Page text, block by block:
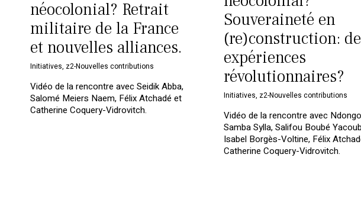
néocolonial? Retrait
militaire de la France
et nouvelles alliances.
Initiatives, z2-Nouvelles contributions
Vidéo de la rencontre avec Seidik Abba,
Salomé Meiers Naem, Félix Atchadé et
Catherine Coquery-Vidrovitch.
Souveraineté en
(re)construction:
expériences
révolutionnaires?
Initiatives, z2-Nouvelles contributions
Vidéo de la rencontre avec Ndongo
Samba Sylla, Salifou Boubé
Isabel Borgès-Voltine, Félix
Catherine Coquery-Vidrovitch.